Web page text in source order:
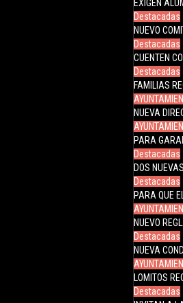
EXIGEN
Destacadas
NUEVO
Destacadas
CUENTEN
Destacadas
FAMILIAS
NUEVA
PARA
Destacadas
DOS
Destacadas
PARA QUE
NUEVO
Destacadas
NUEVA
LOMITOS
Destacadas